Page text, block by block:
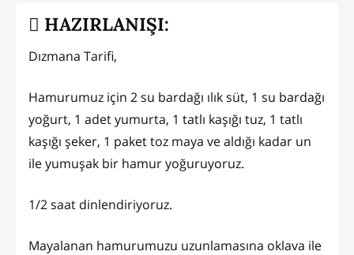
HAZIRLANIŞI:
Dızmana Tarifi,
Hamurumuz için 2 su bardağı ılık süt, 1 su bardağı
yoğurt, 1 adet yumurta, 1 tatlı kaşığı tuz, 1 tatlı
kaşığı şeker, 1 paket toz maya ve aldığı kadar un
ile yumuşak bir hamur yoğuruyoruz.
1/2 saat dinlendiriyoruz.
Mayalanan hamurumuzu uzunlamasına oklava ile